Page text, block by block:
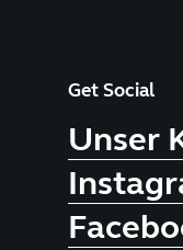
Get Social
Unser